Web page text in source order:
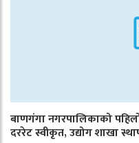
बाणगंगा नगरपालिकाको
दररेट स्वीकृत, उद्योग शाखा